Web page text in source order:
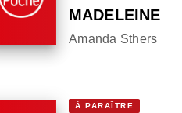
MADELEINE
Amanda Sthers
À PARAÎTRE